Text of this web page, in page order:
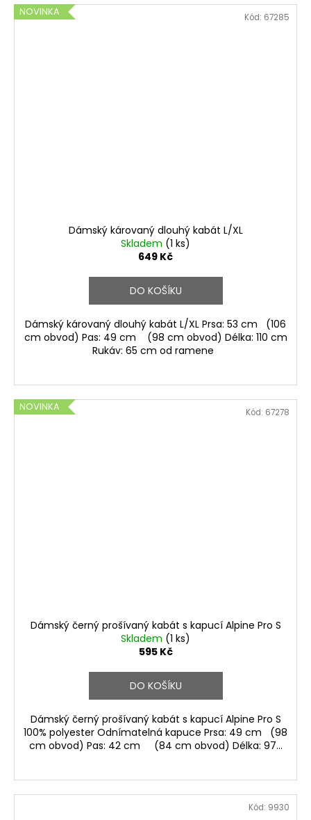
NOVINKA
Dámský károvaný dlouhý kabát L/XL
Skladem (1 ks)
649 Kč
DO KOŠÍKU
Dámský károvaný dlouhý kabát L/XL Prsa: 53 cm (106
cm obvod) Pas: 49 cm (98 cm obvod) Délka: 110 cm
Rukáv: 65 cm od ramene
Kód: 67285
NOVINKA
Dámský černý prošívaný kabát s kapucí Alpine Pro S
Skladem (1 ks)
595 Kč
DO KOŠÍKU
Dámský černý prošívaný kabát s kapucí Alpine Pro S
100% polyester Odnímatelná kapuce Prsa: 49 cm (98
cm obvod) Pas: 42 cm (84 cm obvod) Délka: 97...
Kód: 67278
Kód: 9930